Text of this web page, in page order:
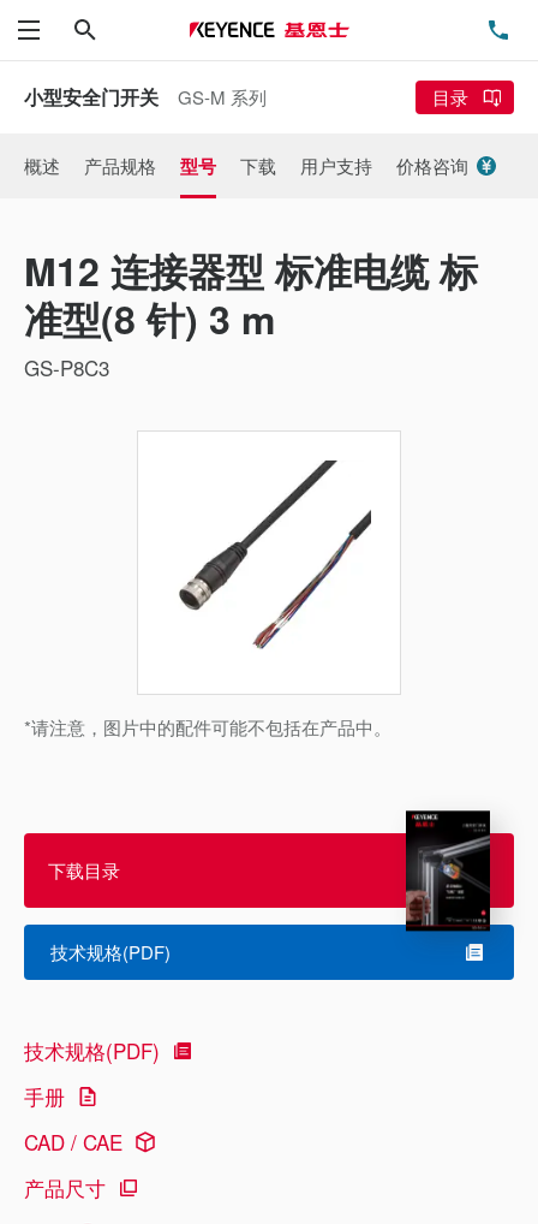
菜单
小型安全门开关 GS-M 系列 目录
概述 产品规格 型号 下载 用户支持 价格咨询
M12 连接器型 标准电缆 标
准型(8 针) 3 m
GS-P8C3
*请注意，图片中的配件可能不包括在产品中。
下载目录
技术规格(PDF)
技术规格(PDF)
手册
CAD / CAE
产品尺寸